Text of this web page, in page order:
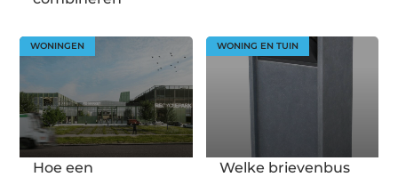
WONINGEN
Hoe een
WONING EN TUIN
Welke brievenbus